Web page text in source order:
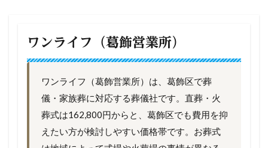
ワンライフ（葛飾営業所）
ワンライフ（葛飾営業所）は、葛飾区で葬
儀・家族葬に対応する葬儀社です。直葬・火
葬式は162,800円からと、葛飾区でも費用を抑
えたい方が検討しやすい価格帯です。お葬式